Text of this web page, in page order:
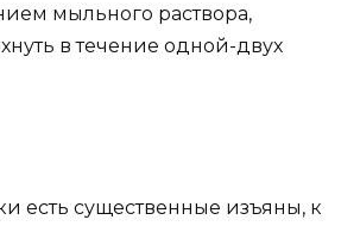
мыльного раствора,
в течение одной-двух
есть существенные изъяны, к